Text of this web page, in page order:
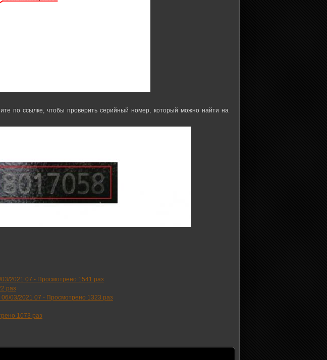
по ссылке, чтобы проверить серийный номер, который можно найти на
2021 07 - Просмотрено 1541 раз
раз
06/03/2021 07 - Просмотрено 1323 раз
1073 раз